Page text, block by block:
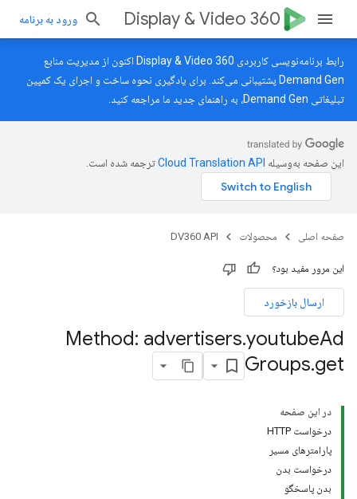
Display & Video 360 ورود به برنامه
رابط برنامه‌نویسی کاربردی Display & Video 360 اکنون از مدیریت منابع
Demand Gen پشتیبانی می‌کند. برای یادگیری نحوه ساخت و اجرای یک کمپین
تبلیغاتی Demand Gen، به
راهنمای جدید ما مراجعه کنید.
این صفحه به‌وسیله ترجمه شده است.
صفحه اصلی محصولات DV360 API
این مرور مفید بود؟
ارسال بازخورد
Method: advertisers.youtubeAd
Groups.get
در این صفحه
درخواست HTTP
پارامترهای مسیر
درخواست بدن
بدن پاسخگو